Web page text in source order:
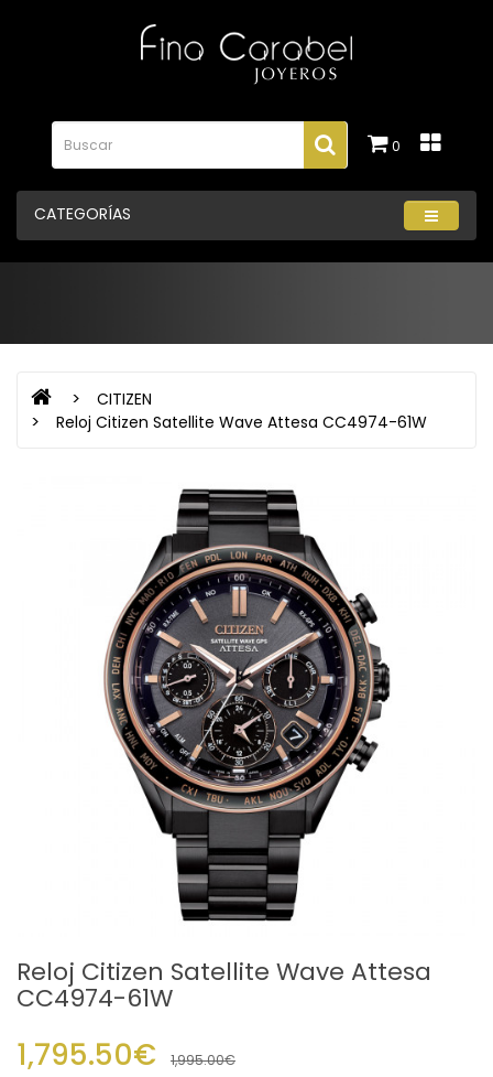
0
CATEGORÍAS
CITIZEN
Reloj Citizen Satellite Wave Attesa CC4974-61W
Reloj Citizen Satellite Wave Attesa
CC4974-61W
1,795.50€ 1,995.00€